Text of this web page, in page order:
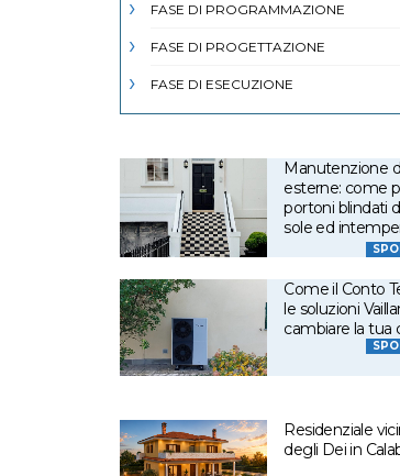
FASE DI PROGRAMMAZIONE
FASE DI PROGETTAZIONE
FASE DI ESECUZIONE
Manutenzione
esterne: come
portoni blindati
sole ed
Come il Conto
le soluzioni
cambiare la tua
Residenziale
degli Dei in